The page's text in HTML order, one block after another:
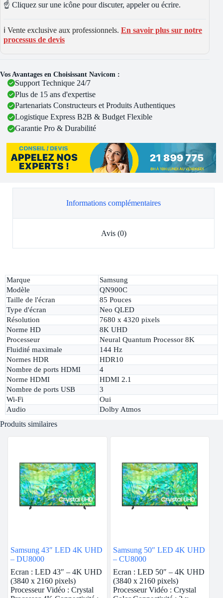
☝️ Cliquez sur une icône pour discuter, appeler ou écrire.
ℹ️ Vente exclusive aux professionnels. En savoir plus sur notre
processus de devis
Vos Avantages en Choisissant Navicom :
Support Technique 24/7
Plus de 15 ans d'expertise
Partenariats Constructeurs et Produits Authentiques
Logistique Express B2B & Budget Flexible
Garantie Pro & Durabilité
Informations complémentaires
Avis (0)
Marque
Samsung
Modèle
QN900C
Taille de l'écran
85 Pouces
Type d'écran
Neo QLED
Résolution
7680 x 4320 pixels
Norme HD
8K UHD
Processeur
Neural Quantum Processor 8K
Fluidité maximale
144 Hz
Normes HDR
HDR10
Nombre de ports HDMI
4
Norme HDMI
HDMI 2.1
Nombre de ports USB
3
Wi-Fi
Oui
Audio
Dolby Atmos
Produits similaires
Samsung 43″ LED 4K UHD
– DU8000
Ecran : LED 43″ – 4K UHD
(3840 x 2160 pixels)
Processeur Vidéo : Crystal
Samsung 50″ LED 4K UHD
– CU8000
Ecran : LED 50″ – 4K UHD
(3840 x 2160 pixels)
Processeur Vidéo : Crystal